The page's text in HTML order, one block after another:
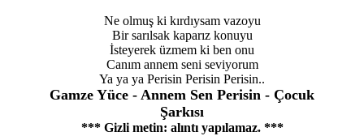
Ne olmuş ki kırdıysam vazoyu
Bir sarılsak kaparız konuyu
İsteyerek üzmem ki ben onu
Canım annem seni seviyorum
Ya ya ya Perisin Perisin Perisin..
Gamze Yüce - Annem Sen Perisin - Çocuk
Şarkısı
*** Gizli metin: alıntı yapılamaz. ***